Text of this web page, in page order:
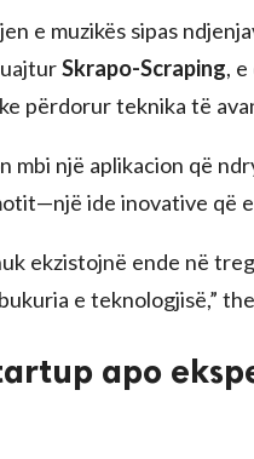
e muzikës sipas
Skrapo-Scraping,
përdorur teknika të
mbi një aplikacion që
ide inovative që
ekzistojnë ende në
e teknologjisë,”
apo